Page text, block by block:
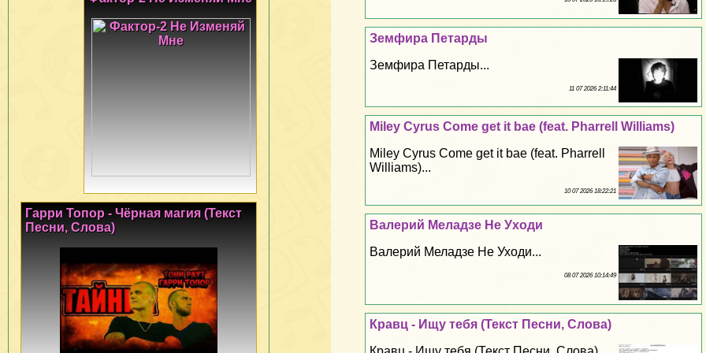
Земфира Петарды
Земфира Петарды...
11 07 2026 2:11:44
Miley Cyrus Come get it bae (feat. Pharrell Williams)
Miley Cyrus Come get it bae (feat. Pharrell
Williams)...
10 07 2026 18:22:21
Валерий Меладзе Не Уходи
Валерий Меладзе Не Уходи...
08 07 2026 10:14:49
Кравц - Ищу тебя (Текст Песни, Слова)
Гарри Топор - Чёрная магия (Текст
Песни, Слова)